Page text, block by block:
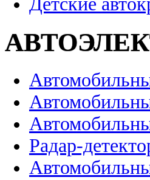
Радар-